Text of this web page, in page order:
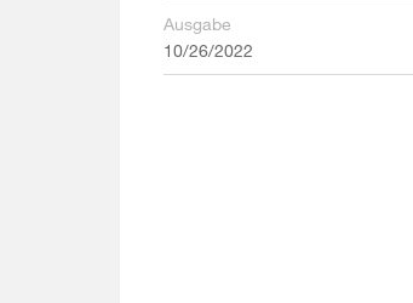
Ausgabe
10/26/2022